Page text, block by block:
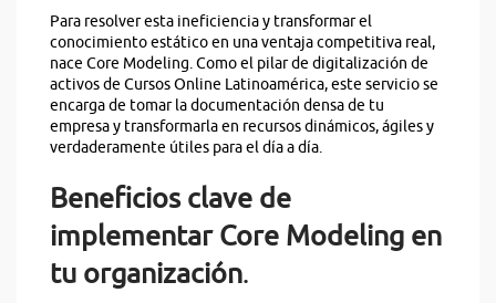
Para resolver esta ineficiencia y transformar el
conocimiento estático en una ventaja competitiva real,
nace Core Modeling. Como el pilar de digitalización de
activos de Cursos Online Latinoamérica, este servicio se
encarga de tomar la documentación densa de tu
empresa y transformarla en recursos dinámicos, ágiles y
verdaderamente útiles para el día a día.
Beneficios clave de
implementar Core Modeling en
tu organización.